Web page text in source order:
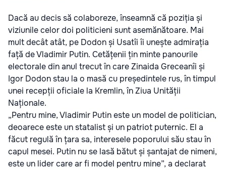
Dacă au decis să colaboreze, înseamnă că poziția și
viziunile celor doi politicieni sunt asemănătoare. Mai
mult decât atât, pe Dodon și Usatîi îi unește admirația
față de Vladimir Putin. Cetățenii țin minte panourile
electorale din anul trecut în care Zinaida Greceanîi și
Igor Dodon stau la o masă cu președintele rus, în timpul
unei recepții oficiale la Kremlin, în Ziua Unității
Naționale.
„Pentru mine, Vladimir Putin este un model de politician,
deoarece este un statalist și un patriot puternic. El a
făcut regulă în țara sa, interesele poporului său stau în
capul mesei. Putin nu se lasă bătut și șantajat de nimeni,
este un lider care ar fi model pentru mine”, a declarat